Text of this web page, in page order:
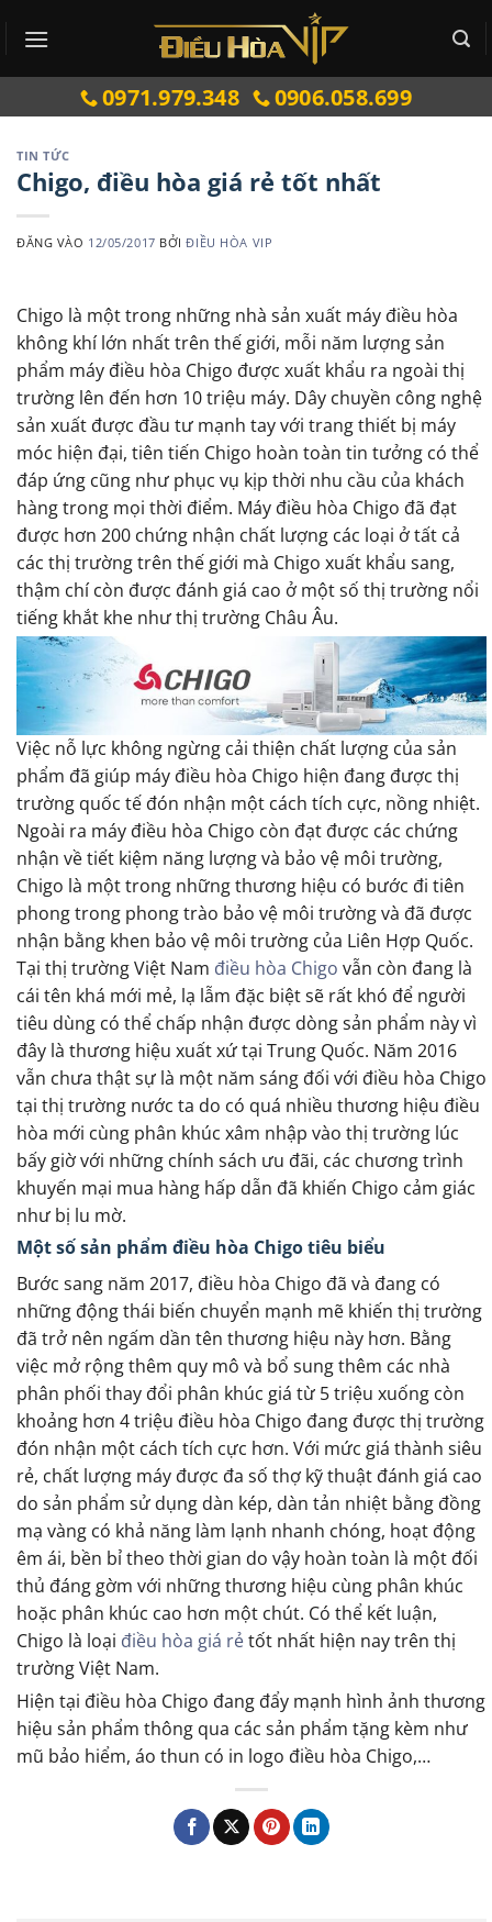
qua
0971.979.348 0906.058.699
TIN TỨC
Chigo, điều hòa giá rẻ tốt nhất
ĐĂNG VÀO 12/05/2017 BỞIĐIỀU HÒA VIP
Chigo là một trong những nhà sản xuất máy điều hòa
không khí lớn nhất trên thế giới, mỗi năm lượng sản
phẩm máy điều hòa Chigo được xuất khẩu ra ngoài thị
trường lên đến hơn 10 triệu máy. Dây chuyền công nghệ
sản xuất được đầu tư mạnh tay với trang thiết bị máy
móc hiện đại, tiên tiến Chigo hoàn toàn tin tưởng có thể
đáp ứng cũng như phục vụ kịp thời nhu cầu của khách
hàng trong mọi thời điểm. Máy điều hòa Chigo đã đạt
được hơn 200 chứng nhận chất lượng các loại ở tất cả
các thị trường trên thế giới mà Chigo xuất khẩu sang,
thậm chí còn được đánh giá cao ở một số thị trường nổi
tiếng khắt khe như thị trường Châu Âu.
Chigo, điều hòa giá rẻ tốt nhất
Việc nỗ lực không ngừng cải thiện chất lượng của sản
phẩm đã giúp máy điều hòa Chigo hiện đang được thị
trường quốc tế đón nhận một cách tích cực, nồng nhiệt.
Ngoài ra máy điều hòa Chigo còn đạt được các chứng
nhận về tiết kiệm năng lượng và bảo vệ môi trường,
Chigo là một trong những thương hiệu có bước đi tiên
phong trong phong trào bảo vệ môi trường và đã được
nhận bằng khen bảo vệ môi trường của Liên Hợp Quốc.
Tại thị trường Việt Nam điều hòa Chigo vẫn còn đang là
cái tên khá mới mẻ, lạ lẫm đặc biệt sẽ rất khó để người
tiêu dùng có thể chấp nhận được dòng sản phẩm này vì
đây là thương hiệu xuất xứ tại Trung Quốc. Năm 2016
vẫn chưa thật sự là một năm sáng đối với điều hòa Chigo
tại thị trường nước ta do có quá nhiều thương hiệu điều
hòa mới cùng phân khúc xâm nhập vào thị trường lúc
bấy giờ với những chính sách ưu đãi, các chương trình
khuyến mại mua hàng hấp dẫn đã khiến Chigo cảm giác
như bị lu mờ.
Một số sản phẩm điều hòa Chigo tiêu biểu
Bước sang năm 2017, điều hòa Chigo đã và đang có
những động thái biến chuyển mạnh mẽ khiến thị trường
đã trở nên ngấm dần tên thương hiệu này hơn. Bằng
việc mở rộng thêm quy mô và bổ sung thêm các nhà
phân phối thay đổi phân khúc giá từ 5 triệu xuống còn
khoảng hơn 4 triệu điều hòa Chigo đang được thị trường
đón nhận một cách tích cực hơn. Với mức giá thành siêu
rẻ, chất lượng máy được đa số thợ kỹ thuật đánh giá cao
do sản phẩm sử dụng dàn kép, dàn tản nhiệt bằng đồng
mạ vàng có khả năng làm lạnh nhanh chóng, hoạt động
êm ái, bền bỉ theo thời gian do vậy hoàn toàn là một đối
thủ đáng gờm với những thương hiệu cùng phân khúc
hoặc phân khúc cao hơn một chút. Có thể kết luận,
Chigo là loại điều hòa giá rẻtốt nhất hiện nay trên thị
trường Việt Nam.
Hiện tại điều hòa Chigo đang đẩy mạnh hình ảnh thương
hiệu sản phẩm thông qua các sản phẩm tặng kèm như
mũ bảo hiểm, áo thun có in logo điều hòa Chigo,…